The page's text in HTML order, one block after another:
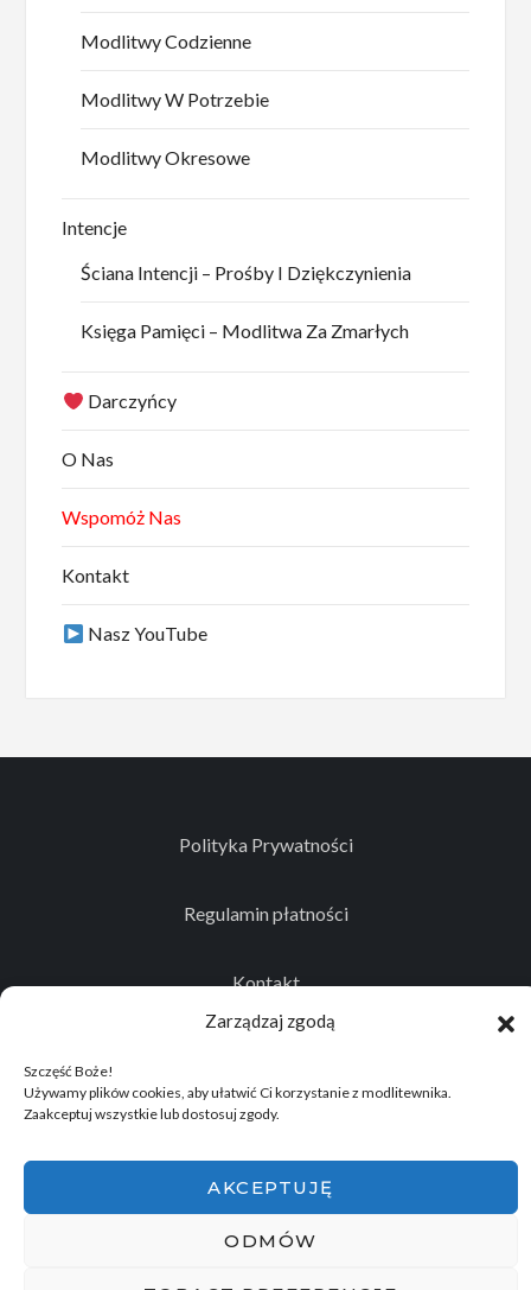
Zarządzaj zgodą
Szczęść Boże!
Używamy plików cookies, aby ułatwić Ci korzystanie z modlitewnika.
Zaakceptuj wszystkie lub dostosuj zgody.
AKCEPTUJĘ
ODMÓW
Modlitwy Codzienne
Modlitwy W Potrzebie
Modlitwy Okresowe
Intencje
Ściana Intencji – Prośby I Dziękczynienia
Księga Pamięci – Modlitwa Za Zmarłych
Darczyńcy
O Nas
Wspomóż Nas
Kontakt
Nasz YouTube
Polityka Prywatności
Regulamin płatności
Kontakt
© 2026
Projekt realizowany przez Stowarzyszenie